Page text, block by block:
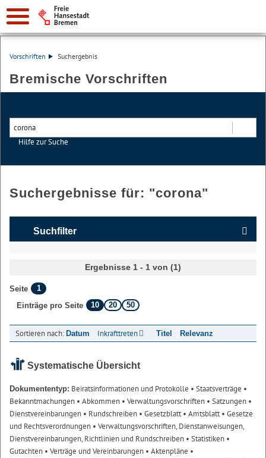
Vorschriften Suchergebnis
Bremische Vorschriften
Hilfe zur Suche
Suchergebnisse für: "corona"
Suchfilter
Ergebnisse 1 - 1 von (1)
Seite
1
Einträge pro Seite
10 20 50
Sortieren nach: Datum Inkrafttreten Titel Relevanz
Systematische Übersicht
Dokumententyp: Beiratsinformationen und Protokolle • Staatsverträge •
Bekanntmachungen • Abkommen • Verwaltungsvorschriften • Satzungen •
Dienstvereinbarungen • Rundschreiben • Gesetzblatt• Amtsblatt• Gesetze
und Rechtsverordnungen • Verwaltungsvorschriften, Dienstanweisungen,
Dienstvereinbarungen, Richtlinien und Rundschreiben • Statistiken •
Gutachten • Verträge und Vereinbarungen • Aktenpläne •